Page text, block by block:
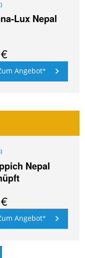
)
Lux Nepal
Angebot
)
Nepal
Angebot